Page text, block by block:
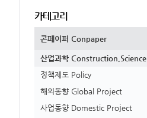
카테고리
콘페이퍼 Conpaper
산업과학 Construction,Science
정책제도 Policy
해외동향 Global Project
사업동향 Domestic Project